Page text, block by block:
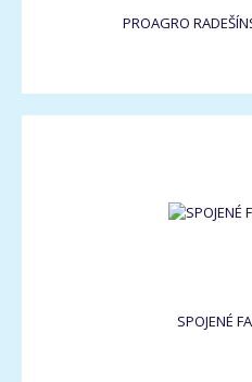
PROAGRO
SPOJENÉ